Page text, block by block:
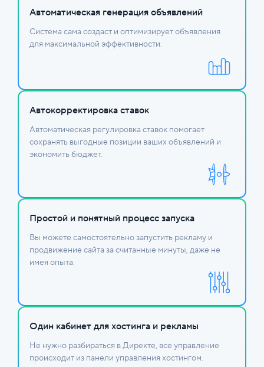
Автоматическая генерация объявлений
Система сама создаст и оптимизирует объявления
для максимальной эффективности.
Автокорректировка ставок
Автоматическая регулировка ставок помогает
сохранять выгодные позиции ваших объявлений и
экономить бюджет.
Простой и понятный процесс запуска
Вы можете самостоятельно запустить рекламу и
продвижение сайта за считанные минуты, даже не
имея опыта.
Один кабинет для хостинга и рекламы
Не нужно разбираться в Директе, все управление
происходит из панели управления хостингом.